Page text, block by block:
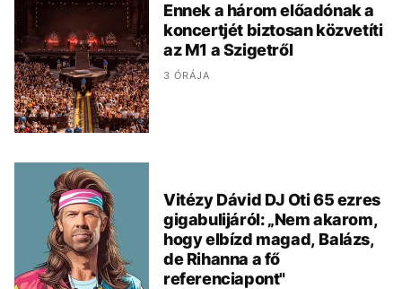
Ennek a három előadónak a
koncertjét biztosan közvetíti
az M1 a Szigetről
3 ÓRÁJA
Vitézy Dávid DJ Oti 65 ezres
gigabulijáról: „Nem akarom,
hogy elbízd magad, Balázs,
de Rihanna a fő
referenciapont"